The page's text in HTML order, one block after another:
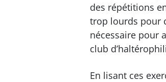
des répétitions
trop lourds pour
nécessaire pour
club
En lisant ces